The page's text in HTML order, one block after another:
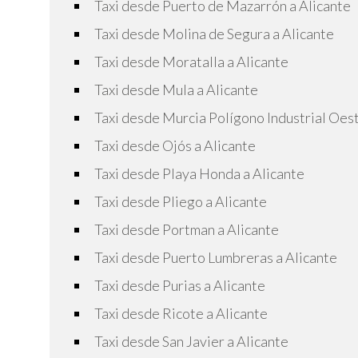
Taxi desde Puerto de Mazarrón a Alicante
Taxi desde Molina de Segura a Alicante
Taxi desde Moratalla a Alicante
Taxi desde Mula a Alicante
Taxi desde Murcia Polígono Industrial
Taxi desde Ojós a Alicante
Taxi desde Playa Honda a Alicante
Taxi desde Pliego a Alicante
Taxi desde Portman a Alicante
Taxi desde Puerto Lumbreras a Alicante
Taxi desde Purias a Alicante
Taxi desde Ricote a Alicante
Taxi desde San Javier a Alicante